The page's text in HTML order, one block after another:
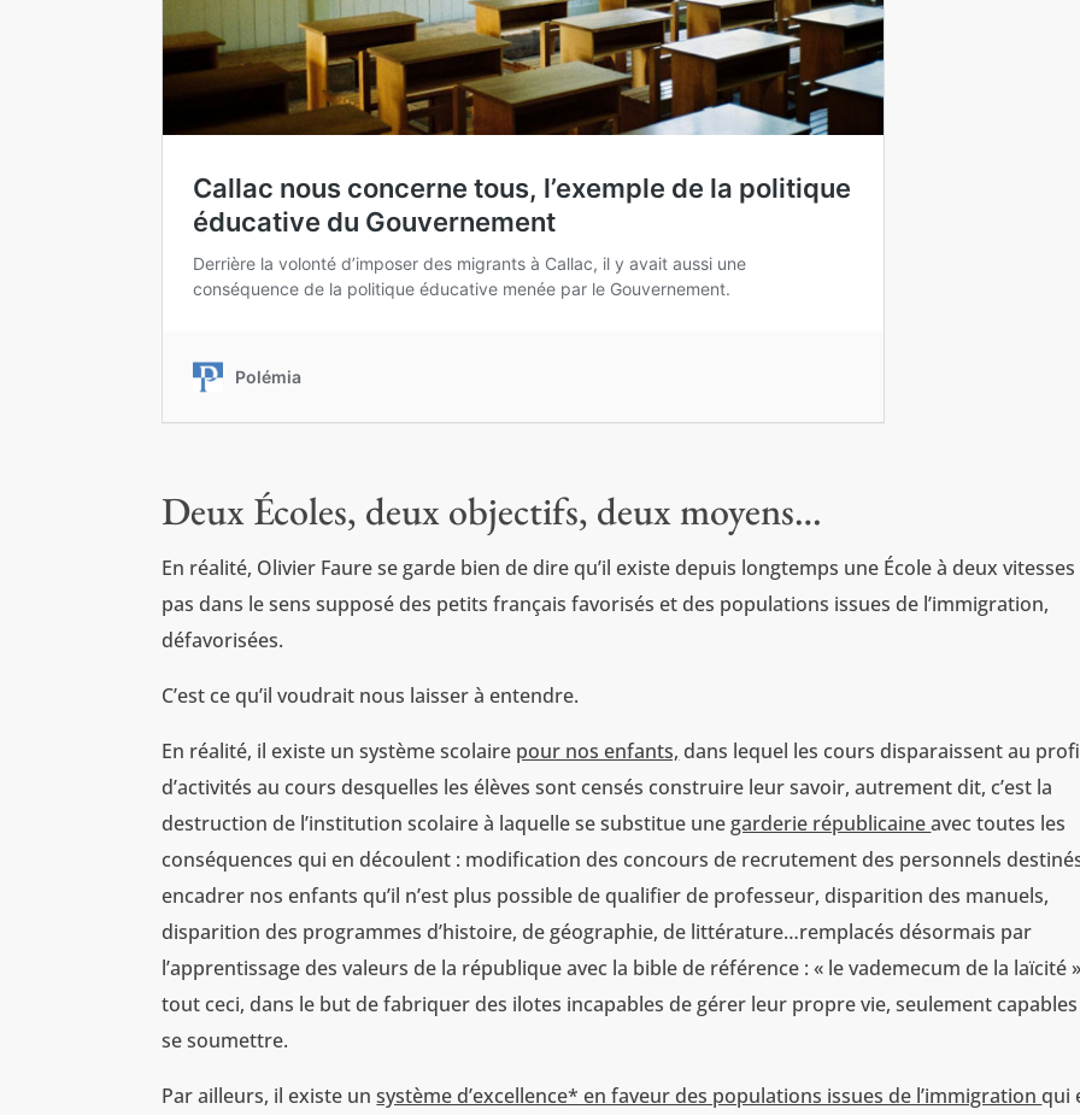
Deux Écoles, deux objectifs, deux moyens…
En réalité, Olivier Faure se garde bien de dire qu’il existe depuis longtemps une École à deux
pas dans le sens supposé des petits français favorisés et des populations issues de l’immigration,
défavorisées.
C’est ce qu’il voudrait nous laisser à entendre.
En réalité, il existe un système scolaire pour nos enfants, dans lequel les cours disparaissent au
d’activités au cours desquelles les élèves sont censés construire leur savoir, autrement dit, c’est la
destruction de l’institution scolaire à laquelle se substitue unegarderie républicaineavec toutes les
conséquences qui en découlent : modification des concours de recrutement des personnels
encadrer nos enfants qu’il n’est plus possible de qualifier de professeur, disparition des manuels,
disparition des programmes d’histoire, de géographie, de littérature…remplacés désormais par
l’apprentissage des valeurs de la république avec la bible de référence : « le vademecum de la laïcité
tout ceci, dans le but de fabriquer des ilotes incapables de gérer leur propre vie, seulement
se soumettre.
Par ailleurs, il existe unsystème d’excellence* en faveur des populations issues de l’immigrationqui